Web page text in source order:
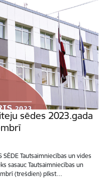
sēdes 2023.gada
SĒDE Tautsaimniecības un vides
sasauc Tautsaimniecības un
(trešdien) plkst…